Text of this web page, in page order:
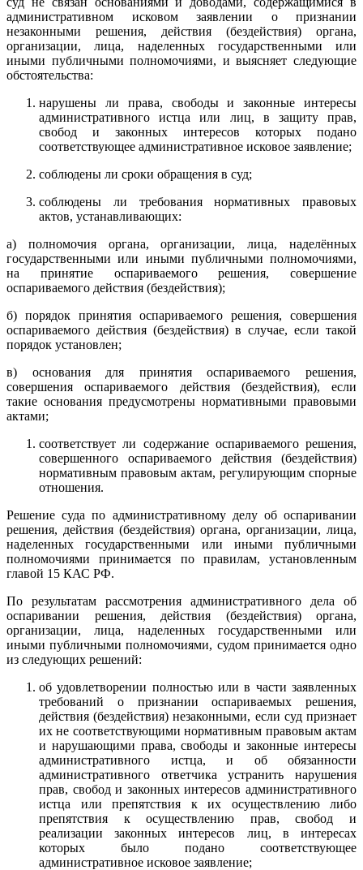
административном исковом заявлении о признании
незаконными решения, действия (бездействия) органа,
организации, лица, наделенных государственными или
иными публичными полномочиями, и выясняет следующие
обстоятельства:
нарушены ли права, свободы и законные интересы
административного истца или лиц, в защиту прав,
свобод и законных интересов которых подано
соответствующее административное исковое заявление;
соблюдены ли сроки обращения в суд;
соблюдены ли требования нормативных правовых
актов, устанавливающих:
а) полномочия органа, организации, лица, наделённых
государственными или иными публичными полномочиями,
на принятие оспариваемого решения, совершение
оспариваемого действия (бездействия);
б) порядок принятия оспариваемого решения, совершения
оспариваемого действия (бездействия) в случае, если такой
порядок установлен;
в) основания для принятия оспариваемого решения,
совершения оспариваемого действия (бездействия), если
такие основания предусмотрены нормативными правовыми
актами;
соответствует ли содержание оспариваемого решения,
совершенного оспариваемого действия (бездействия)
нормативным правовым актам, регулирующим спорные
отношения.
Решение суда по административному делу об оспаривании
решения, действия (бездействия) органа, организации, лица,
наделенных государственными или иными публичными
полномочиями принимается по правилам, установленным
главой 15 КАС РФ.
По результатам рассмотрения административного дела об
оспаривании решения, действия (бездействия) органа,
организации, лица, наделенных государственными или
иными публичными полномочиями, судом принимается одно
из следующих решений:
об удовлетворении полностью или в части заявленных
требований о признании оспариваемых решения,
действия (бездействия) незаконными, если суд признает
их не соответствующими нормативным правовым актам
и нарушающими права, свободы и законные интересы
административного истца, и об обязанности
административного ответчика устранить нарушения
прав, свобод и законных интересов административного
истца или препятствия к их осуществлению либо
препятствия к осуществлению прав, свобод и
реализации законных интересов лиц, в интересах
которых было подано соответствующее
административное исковое заявление;